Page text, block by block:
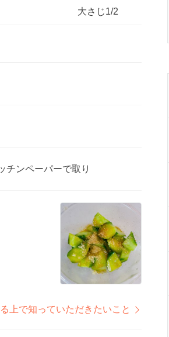
大さじ1/2
チンペーパーで取り
上で知っていただきたいこと